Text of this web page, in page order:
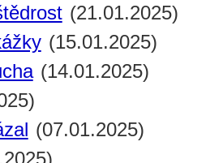
(21.01.2025)
(15.01.2025)
(14.01.2025)
(07.01.2025)